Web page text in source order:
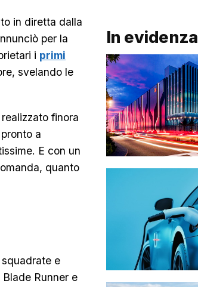
in diretta dalla
per la
i primi
svelando le
finora
a
E con un
quanto
e
Runner e
In evidenza